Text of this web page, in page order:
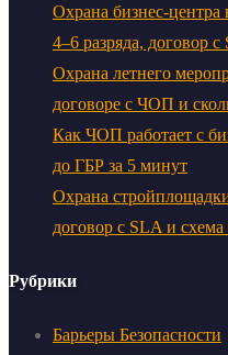
Охрана бизнес-
4–6 разряда, договор с
Охрана летнего
договоре с ЧОП и
Как ЧОП работает с
до ГБР за 5 минут
Охрана
договор с SLA и
Рубрики
Барьеры Безопасности